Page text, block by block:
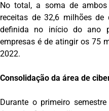
No total, a soma de
receitas de 32,6 milhões
definida no início do ano
empresas é de atingir os 75
2022.
Consolidação da área de
Durante o primeiro